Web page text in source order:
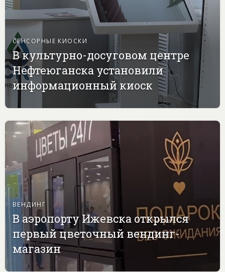
СЕНСОРНЫЕ КИОСКИ
В культурно-досуговом центре
Нефтеюганска установили
информационный киоск
ВЕНДИНГ
В аэропорту Ижевска открылся
первый цветочный вендинг-
магазин